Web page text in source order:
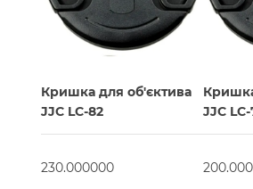
Кришка для об'єктива
JJC LC-82
230.000000
JJC